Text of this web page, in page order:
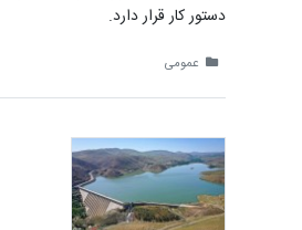
دستور کار قرار دارد.
عمومی